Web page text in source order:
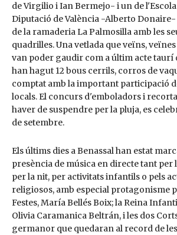
de Virgilio i Ian Bermejo- i un de
Diputació de València -Alberto
de la ramaderia La Palmosilla amb les
quadrilles. Una vetlada que veïns,
van poder gaudir com a últim acte taurí
han hagut 12 bous cerrils, corros de
comptat amb la important participació
locals. El concurs d'emboladors i
haver de suspendre per la pluja, es
de setembre.
Els últims dies a Benassal han estat
presència de música en directe tant per
per la nit, per activitats infantils o pels
religiosos, amb especial protagonisme
Festes, María Bellés Boix; la Reina
Olivia Caramanica Beltrán, i les dos
germanor que quedaran al record de